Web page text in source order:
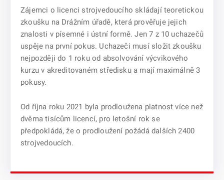
Zájemci o licenci strojvedoucího skládají teoretickou
zkoušku na Drážním úřadě, která prověřuje jejich
znalosti v písemné i ústní formě. Jen 7 z 10 uchazečů
uspěje na první pokus. Uchazeči musí složit zkoušku
nejpozději do 1 roku od absolvování výcvikového
kurzu v akreditovaném středisku a mají maximálně 3
pokusy.
Od října roku 2021 byla prodloužena platnost více než
dvěma tisícům licencí, pro letošní rok se
předpokládá, že o prodloužení požádá dalších 2400
strojvedoucích.